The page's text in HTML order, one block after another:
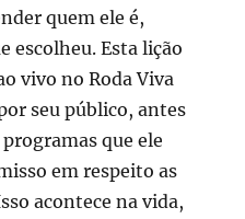
quem ele é,
escolheu. Esta lição
vivo no Roda Viva
seu público, antes
que ele
em respeito as
acontece na vida,